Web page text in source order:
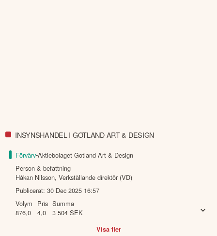
INSYNSHANDEL I GOTLAND ART & DESIGN
Förvärv•Aktiebolaget Gotland Art & Design
Person & befattning
Håkan Nilsson,Verkställande direktör (VD)
Publicerat:30 Dec 2025 16:57
Volym
876,0
Pris
4,0
Summa
3 504 SEK
Visa fler